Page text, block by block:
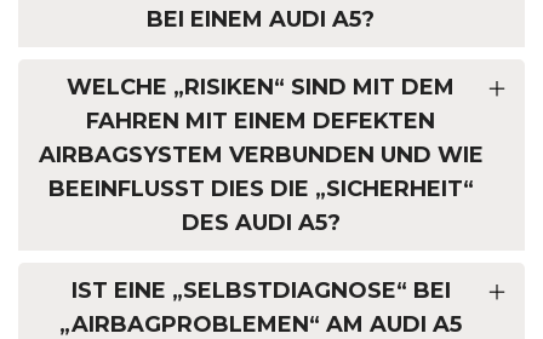
BEI EINEM AUDI A5?
WELCHE „RISIKEN“ SIND MIT DEM
FAHREN MIT EINEM DEFEKTEN
AIRBAGSYSTEM VERBUNDEN UND WIE
BEEINFLUSST DIES DIE „SICHERHEIT“
DES AUDI A5?
IST EINE „SELBSTDIAGNOSE“ BEI
„AIRBAGPROBLEMEN“ AM AUDI A5